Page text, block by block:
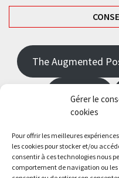
Gérer le
cookies
Pour offrir les meilleures
les cookies pour stocker et/ou
consentir à ces technologies nous
comportement de navigation ou les
The Augmented
JRPGFR
Saisissez votre adresse e-mail…